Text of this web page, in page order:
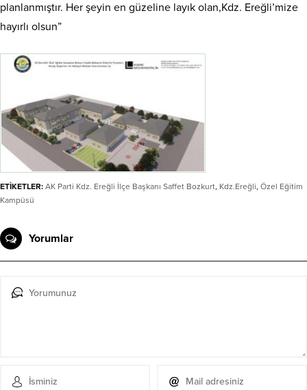
planlanmıştır. Her şeyin en güzeline layık olan,Kdz. Ereğli’mize
hayırlı olsun”
ETİKETLER: AK Parti Kdz. Ereğli İlçe Başkanı Saffet Bozkurt, Kdz.Ereğli, Özel Eğitim
Kampüsü
Yorumlar